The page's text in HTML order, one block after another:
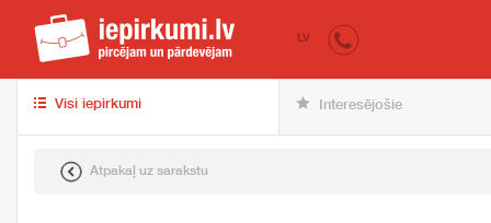
iepirkumi.lv
LV
Visi iepirkumi Interesējošie
Atpakaļ uz sarakstu